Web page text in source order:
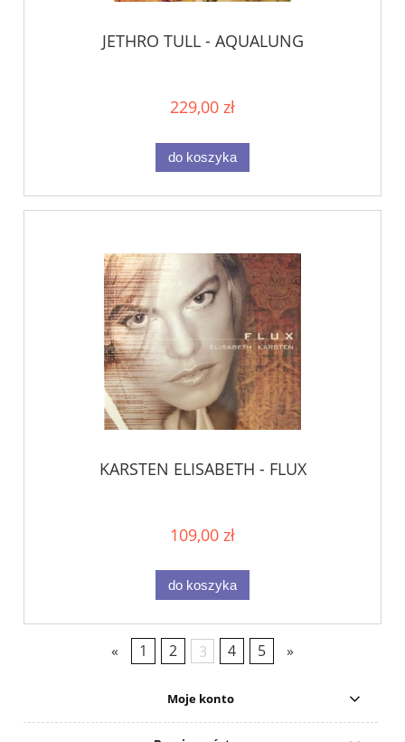
JETHRO TULL - AQUALUNG
229,00 zł
do koszyka
KARSTEN ELISABETH - FLUX
109,00 zł
do koszyka
« 1 2 3 4 5 »
Moje konto